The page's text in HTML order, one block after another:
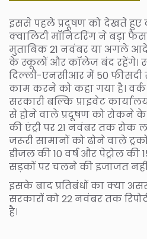
इससे पहले प्रदूषण को देखते हुए
क्वालिटी मॉनिटरिंग ने बड़ा
मुताबिक 21 नवंबर या अगले
के स्कूलों और कॉलेज बंद रहेंगे।
दिल्ली-एनसीआर में 50 फीसदी
काम करने को कहा गया है। वर्क
सरकारी बल्कि प्राइवेट
से होने वाले प्रदूषण को रोकने के
की एंट्री पर 21 नवंबर तक रोक
जरूरी सामानों को ढोने वाले
डीजल की 10 वर्ष और पेट्रोल की
सड़कों पर चलने की इजाजत नहीं
इसके बाद प्रतिबंधों का क्या
सरकारों को 22 नवंबर तक
है।